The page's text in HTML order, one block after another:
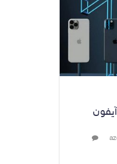
عدد من
ومعقبين
تلزم